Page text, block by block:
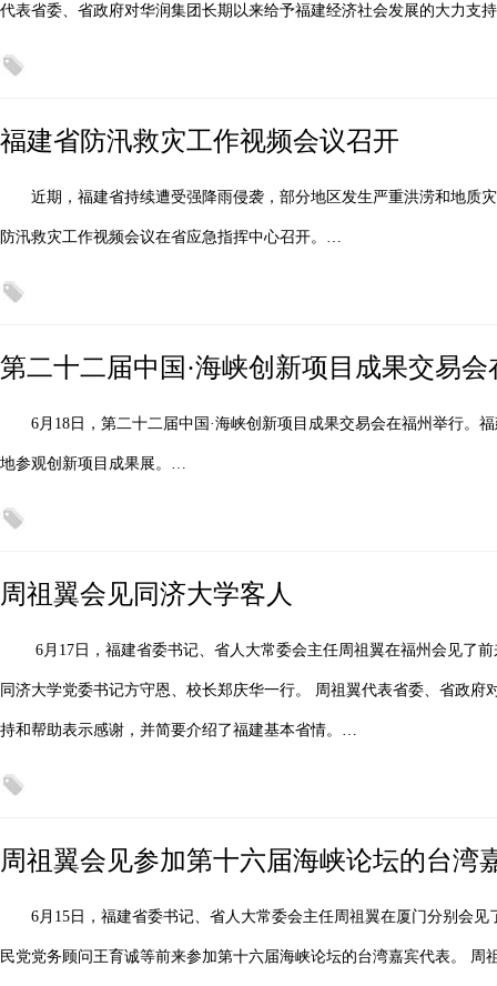
代表省委、省政府对华润集团长期以来给予福建经济社会发展的大力支
福建省防汛救灾工作视频会议召开
近期，福建省持续遭受强降雨侵袭，部分地区发生严重洪涝和地质
防汛救灾工作视频会议在省应急指挥中心召开。…
第二十二届中国·海峡创新项目成果交易会
6月18日，第二十二届中国·海峡创新项目成果交易会在福州举行。
地参观创新项目成果展。…
周祖翼会见同济大学客人
6月17日，福建省委书记、省人大常委会主任周祖翼在福州会见了
同济大学党委书记方守恩、校长郑庆华一行。 周祖翼代表省委、省政
持和帮助表示感谢，并简要介绍了福建基本省情。…
周祖翼会见参加第十六届海峡论坛的台湾
6月15日，福建省委书记、省人大常委会主任周祖翼在厦门分别会
民党党务顾问王育诚等前来参加第十六届海峡论坛的台湾嘉宾代表。